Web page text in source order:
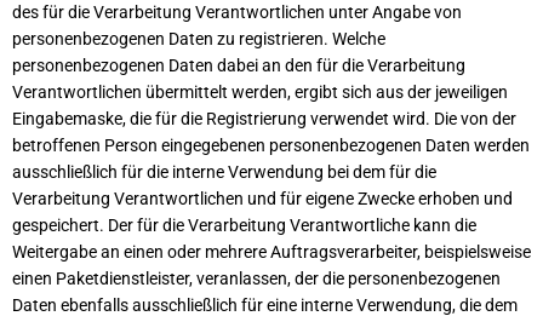
des für die Verarbeitung Verantwortlichen unter Angabe von
personenbezogenen Daten zu registrieren. Welche
personenbezogenen Daten dabei an den für die Verarbeitung
Verantwortlichen übermittelt werden, ergibt sich aus der jeweiligen
Eingabemaske, die für die Registrierung verwendet wird. Die von der
betroffenen Person eingegebenen personenbezogenen Daten werden
ausschließlich für die interne Verwendung bei dem für die
Verarbeitung Verantwortlichen und für eigene Zwecke erhoben und
gespeichert. Der für die Verarbeitung Verantwortliche kann die
Weitergabe an einen oder mehrere Auftragsverarbeiter, beispielsweise
einen Paketdienstleister, veranlassen, der die personenbezogenen
Daten ebenfalls ausschließlich für eine interne Verwendung, die dem